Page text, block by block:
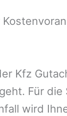
Kfz
Für
wird